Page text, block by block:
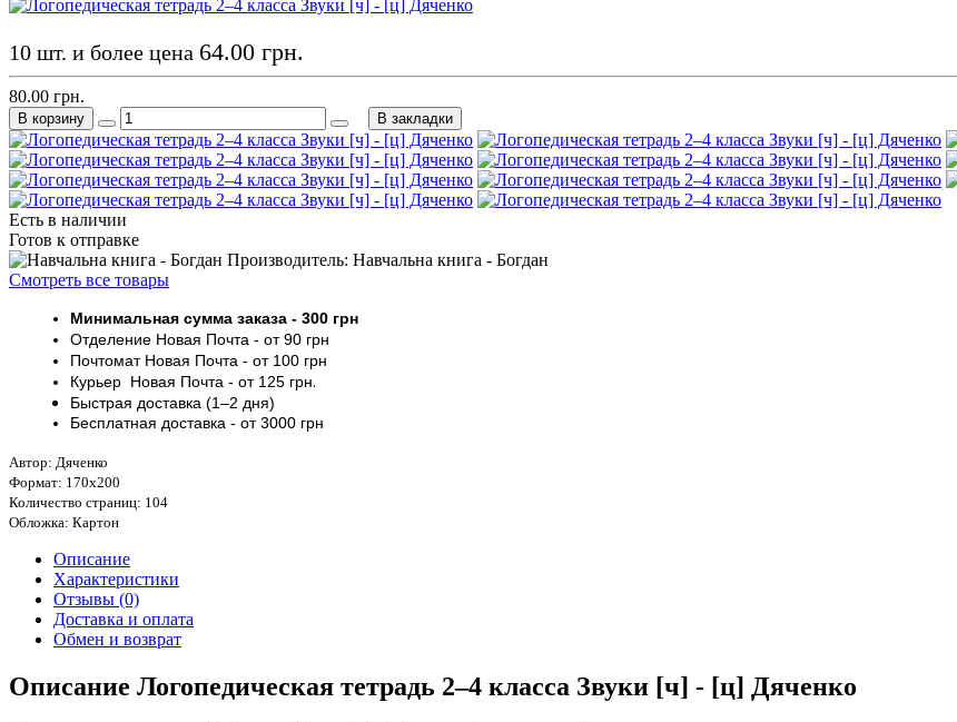
Есть в наличии
Готов к отправке
Производитель: Навчальна книга - Богдан
Смотреть все товары
Минимальная сумма заказа - 300 грн
Отделение Новая Почта - от 90 грн
ПочтоматНовая Почта - от 100 грн
Курьер Новая Почта - от 125 грн.
Быстрая доставка (1–2 дня)
Бесплатная доставка - от 3000 грн
Автор: Дяченко
Формат: 170х200
Количество страниц: 104
Обложка: Картон
10 шт. и более цена 64.00 грн.
80.00 грн.
В корзину В закладки
Описание
Характеристики
Отзывы (0)
Доставка и оплата
Обмен и возврат
Описание Логопедическая тетрадь 2–4 класса Звуки [ч] - [ц] Дяченко